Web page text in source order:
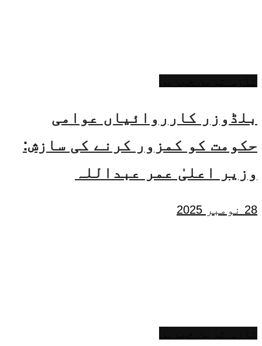
بلڈوزر کارروائیاں عوامی
حکومت کو کمزور کرنے کی سازش:
وزیر اعلیٰ عمر عبداللہ
28 نومبر 2025